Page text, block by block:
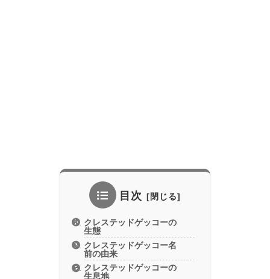
目次
クレステッドゲッコーの
生態
クレステッドゲッコー名
前の由来
クレステッドゲッコーの
生息地